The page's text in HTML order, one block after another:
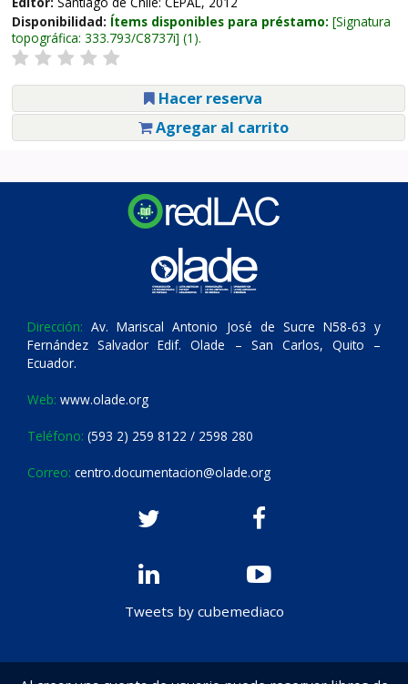
Disponibilidad: Ítems disponibles para préstamo: Signatura
topográfica: 333.793/C8737i (1).
Hacer reserva
Agregar al carrito
Dirección: Av. Mariscal Antonio José de Sucre N58-63 y
Fernández Salvador Edif. Olade – San Carlos, Quito –
Ecuador.
Web: www.olade.org
Teléfono: (593 2) 259 8122 / 2598 280
Correo: centro.documentacion@olade.org
Tweets by cubemediaco